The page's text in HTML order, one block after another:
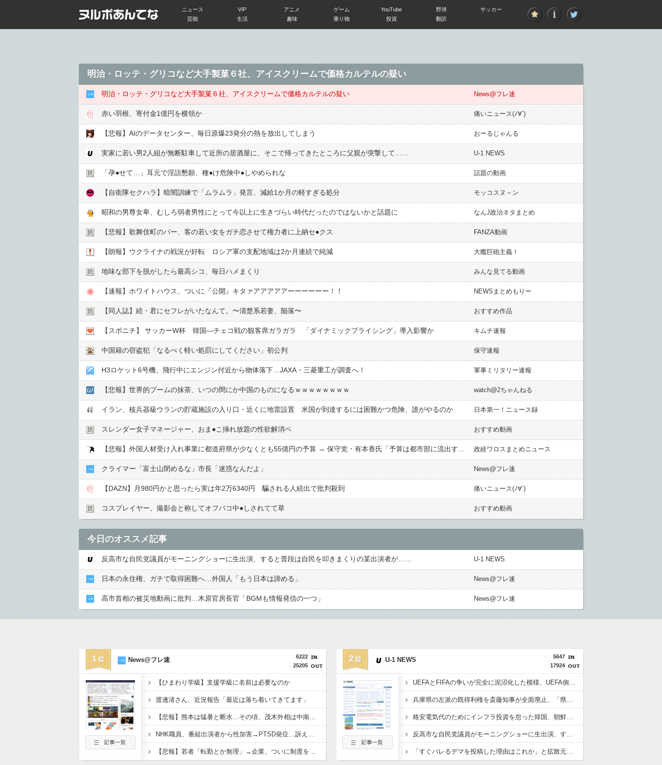
ニュース VIP アニメ ゲーム YouTube 野球
サッカー
芸能
生活 趣味 乗り物 投資 翻訳
明治・ロッテ・グリコなど大手製菓６社、アイスクリームで価格カルテルの疑い
明治・ロッテ・グリコなど大手製菓６社、アイスクリームで価格カルテルの疑い News@フレ速
赤い羽根、寄付金1億円を横領か 痛いニュース(ﾉ∀`)
【悲報】AIのデータセンター、毎日原爆23発分の熱を放出してしまう おーるじゃんる
実家に若い男2人組が無断駐車して近所の居酒屋に、そこで帰ってきたところに父親が突撃して…… U-1 NEWS
「孕●︎せて…」耳元で淫語懇願、種●︎け危険中●︎しやめられな 話題の動画
【自衛隊セクハラ】暗闇訓練で「ムラムラ」発言、減給1か月の軽すぎる処分 モッコスヌ～ン
昭和の男尊女卑、むしろ弱者男性にとって今以上に生きづらい時代だったのではないかと話題に なんJ政治ネタまとめ
【悲報】歌舞伎町のバー、客の若い女をガチ恋させて権力者に上納セ●︎クス FANZA動画
【朗報】ウクライナの戦況が好転 ロシア軍の支配地域は2か月連続で純減 大艦巨砲主義！
地味な部下を脱がしたら最高シコ、毎日ハメまくり みんな見てる動画
【速報】ホワイトハウス、ついに『公開』キタァアアアアアーーーーーー！！ NEWSまとめもりー
【同人誌】続・君にセフレがいたなんて。〜清楚系若妻、陥落〜 おすすめ作品
【スポニチ】 サッカーW杯 韓国―チェコ戦の観客席ガラガラ 「ダイナミックプライシング」導入影響か キムチ速報
中国籍の窃盗犯「なるべく軽い処罰にしてください」初公判 保守速報
H3ロケット6号機、飛行中にエンジン付近から物体落下…JAXA・三菱重工が調査へ！ 軍事ミリタリー速報
【悲報】世界的ブームの抹茶、いつの間にか中国のものになるｗｗｗｗｗｗｗｗ watch@2ちゃんねる
イラン、核兵器級ウランの貯蔵施設の入り口・近くに地雷設置 米国が到達するには困難かつ危険、誰がやるのか 日本第一！ニュース録
スレンダー女子マネージャー、おま●︎こ挿れ放題の性欲解消ペ おすすめ動画
政経ワロスまとめニュース
クライマー「富士山閉めるな」市長「迷惑なんだよ」 News@フレ速
【DAZN】月980円かと思ったら実は年2万6340円 騙される人続出で批判殺到 痛いニュース(ﾉ∀`)
コスプレイヤー、撮影会と称してオフパコ中●︎しされてて草 おすすめ動画
今日のオススメ記事
反高市な自民党議員がモーニングショーに生出演、すると普段は自民を叩きまくりの某出演者が…… U-1 NEWS
日本の永住権、ガチで取得困難へ…外国人「もう日本は諦める」 News@フレ速
高市首相の被災地動画に批判…木原官房長官「BGMも情報発信の一つ」 News@フレ速
1
6222
25205
News@フレ速
【ひまわり学級】支援学級に名前は必要なのか
渡邊渚さん、近況報告「最近は落ち着いてきてます」
【悲報】熊本は猛暑と断水…その頃、茂木外相は中南米でニッコリ動画公開
NHK職員、番組出演者から性加害→PTSD発症…訴えても放置されていた模様
【悲報】若者「転勤とか無理」→企業、ついに制度を変え始める
2
5647
17924
U-1 NEWS
UEFAとFIFAの争いが完全に泥沼化した模様、UEFA側の逆転敗北すらあり得るような情勢に……
兵庫県の左派の既得利権を斎藤知事が全面廃止、「県が何をするねん？」と存在意義そのものが不明で……
格安電気代のためにインフラ投資を怠った韓国、朝鮮半島全域を猛暑が直撃してしまった結果……
反高市な自民党議員がモーニングショーに生出演、すると普段は自民を叩きまくりの某出演者が……
「すぐバレるデマを投稿した理由はこれか」と拡散元の”賢さ”に批判が殺到中、自称ジャーナリストのやり口というのが……